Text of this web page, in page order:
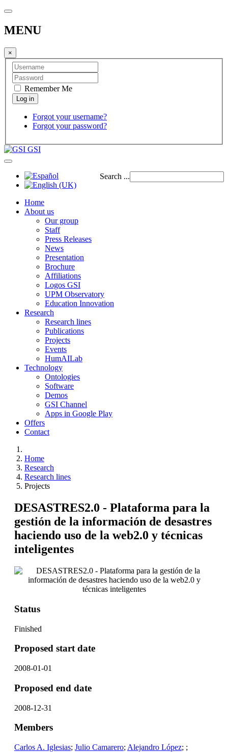
MENU
×
Remember Me
Forgot your username?
Forgot your password?
GSI
Search ...
Home
About us
Our group
Staff
Press Releases
News
Presentation
Brochure
Affiliations
Logos GSI
UPM Observatory
Education Innovation
Research
Research lines
Publications
Projects
Events
HumAILab
Technology
Ontologies
Software
Demos
GSI Channel
Apps in Google Play
Offers
Contact
Home
Research
Research lines
Projects
DESASTRES2.0 - Plataforma para la
gestión de la información de desastres
haciendo uso de la web2.0 y técnicas
inteligentes
Status
Finished
Proposed start date
2008-01-01
Proposed end date
2008-12-31
Members
Carlos A. Iglesias; Julio Camarero; Alejandro López; ;